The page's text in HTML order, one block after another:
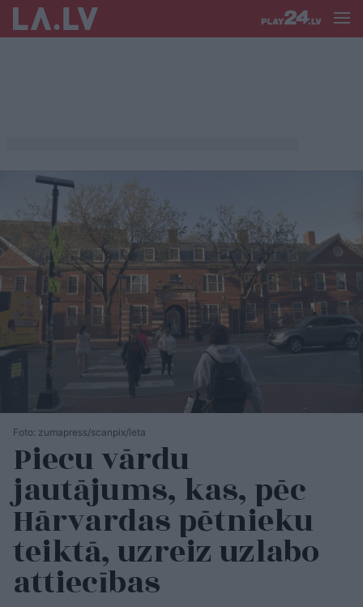
Foto: zumapress/scanpix/leta
Piecu vārdu
jautājums, kas, pēc
Hārvardas pētnieku
teiktā, uzreiz uzlabo
attiecības